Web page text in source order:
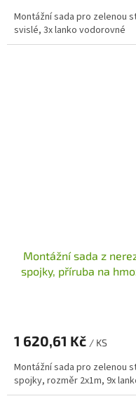
Montážní sada pro zelenou
svislé, 3x lanko vodorovné
Montážní sada z
spojky, příruba na
1 620,61 Kč / KS
Montážní sada pro zelenou
spojky, rozměr 2x1m, 9x